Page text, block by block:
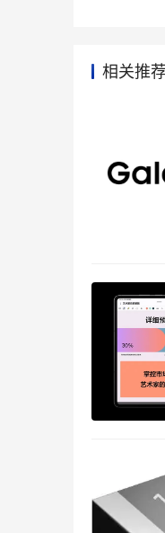
相关推荐